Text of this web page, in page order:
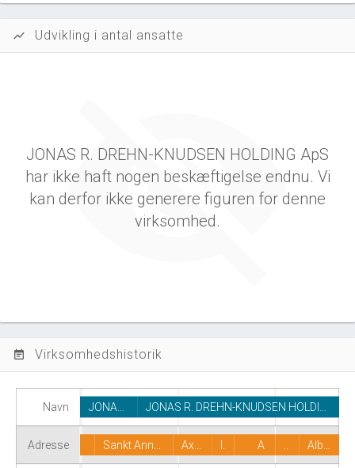
show_chart Udvikling i antal ansatte
JONAS R. DREHN-KNUDSEN HOLDING ApS
har ikke haft nogen beskæftigelse endnu. Vi
kan derfor ikke generere figuren for denne
virksomhed.
event_note Virksomhedshistorik
Navn
Adresse
JONA… JONAS R. DREHN-KNUDSEN HOLDI…
Sankt Ann… Ax… A Alb…